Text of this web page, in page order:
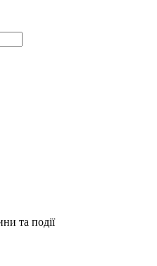
та події